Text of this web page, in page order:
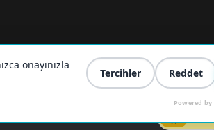
onayınızla
Tercihler Reddet
Powered by